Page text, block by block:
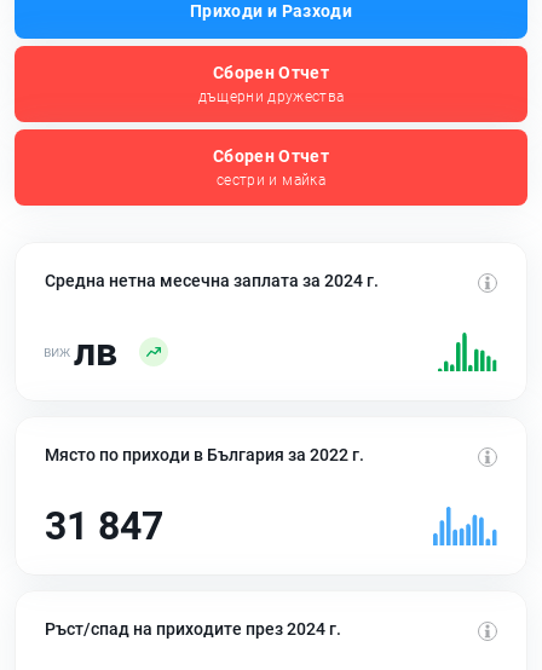
Приходи и Разходи
Сборен Отчет
дъщерни дружества
Сборен Отчет
сестри и майка
Средна нетна месечна заплата за 2024 г.
лв
Място по приходи в България за 2022 г.
31 847
Ръст/спад на приходите през 2024 г.